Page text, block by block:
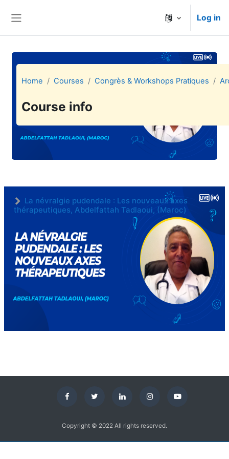
Log in
Home Courses Congrès & Workshops Pratiques
Course info
La névralgie pudendale : Les nouveaux axes
thérapeutiques, Abdelfattah Tadlaoui, (Maroc)
Copyright © 2022 All rights reserved.